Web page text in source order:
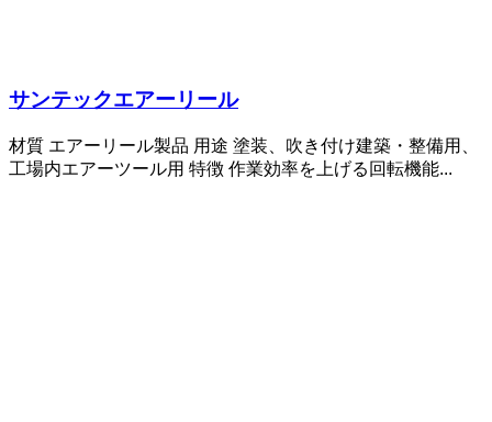
サンテックエアーリール
材質 エアーリール製品 用途 塗装、吹き付け建築・整備用、
工場内エアーツール用 特徴 作業効率を上げる回転機能...